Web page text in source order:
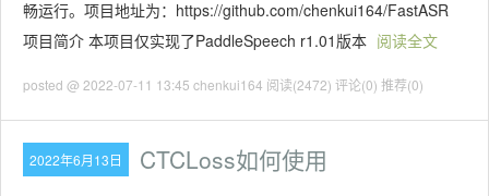
畅运行。项目地址为：https://github.com/chenkui164/FastASR
项目简介 本项目仅实现了PaddleSpeech r1.01版本 阅读全文
posted @ 2022-07-11 13:45 chenkui164 阅读(2472) 评论(0) 推荐(0)
2022年6月13日 CTCLoss如何使用